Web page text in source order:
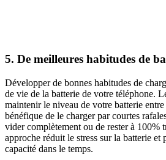
5. De meilleures habitudes de
Développer de bonnes habitudes de
de vie de la batterie de votre téléphone.
maintenir le niveau de votre batterie
bénéfique de le charger par courtes
vider complètement ou de rester à 100%
approche réduit le stress sur la batterie et
capacité dans le temps.